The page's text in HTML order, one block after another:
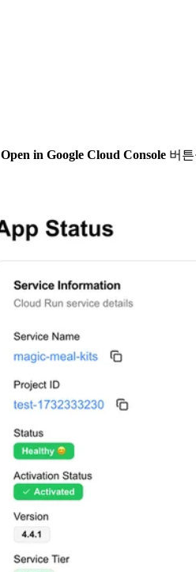
Open in Google Cloud Console 버